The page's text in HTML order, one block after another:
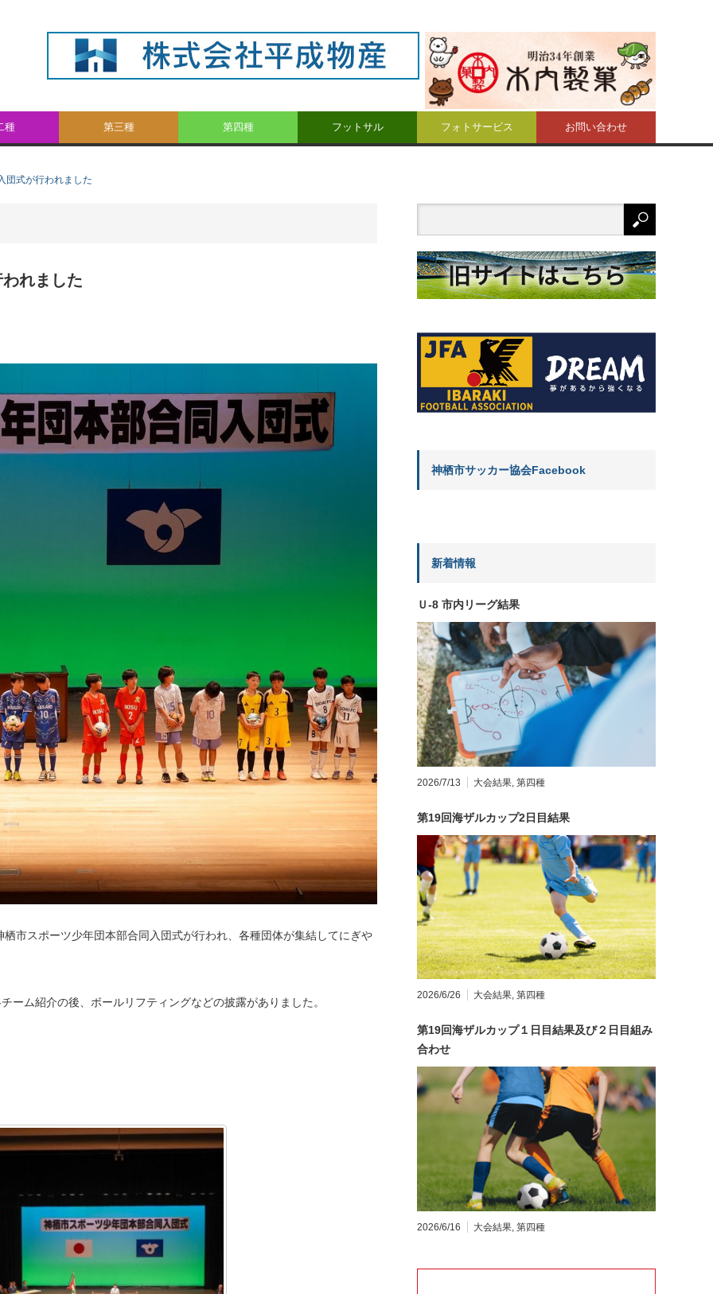
種 第三種 第四種 フットサル フォトサービス お問い合わせ
団式が行われました
れました
市スポーツ少年団本部合同入団式が行われ、各種団体が集結してにぎや
ーム紹介の後、ボールリフティングなどの披露がありました。
神栖市サッカー協会Facebook
新着情報
Ｕ-8 市内リーグ結果
2026/7/13 大会結果 第四種
第19回海ザルカップ2日目結果
2026/6/26 大会結果, 第四種
第19回海ザルカップ１日目結果及び２日目組み
合わせ
2026/6/16 大会結果, 第四種